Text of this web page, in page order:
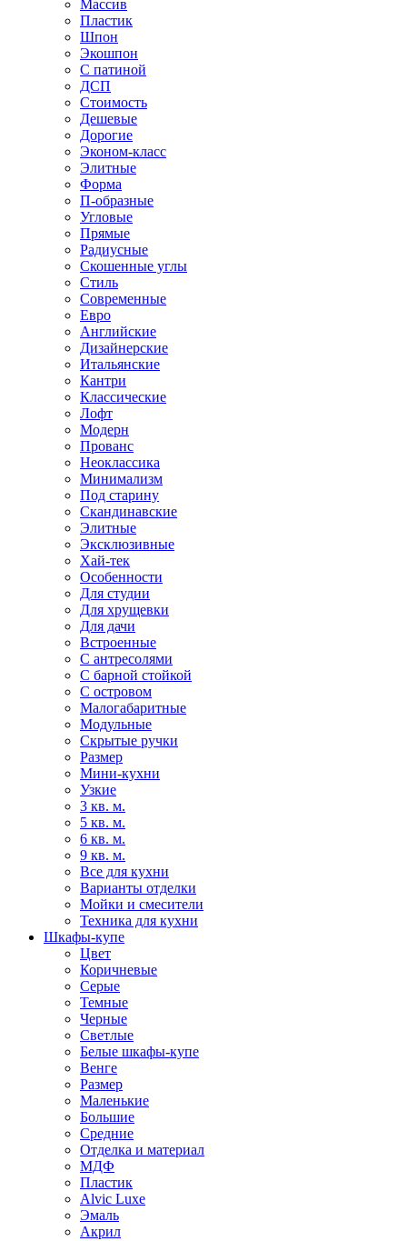
Массив
Пластик
Шпон
Экошпон
С патиной
ДСП
Стоимость
Дешевые
Дорогие
Эконом-класс
Элитные
Форма
П-образные
Угловые
Прямые
Радиусные
Скошенные углы
Стиль
Современные
Евро
Английские
Дизайнерские
Итальянские
Кантри
Классические
Лофт
Модерн
Прованс
Неоклассика
Минимализм
Под старину
Скандинавские
Элитные
Эксклюзивные
Хай-тек
Особенности
Для студии
Для хрущевки
Для дачи
Встроенные
С антресолями
С барной стойкой
С островом
Малогабаритные
Модульные
Скрытые ручки
Размер
Мини-кухни
Узкие
3 кв. м.
5 кв. м.
6 кв. м.
9 кв. м.
Все для кухни
Варианты отделки
Мойки и смесители
Техника для кухни
Шкафы-купе
Цвет
Коричневые
Серые
Темные
Черные
Светлые
Белые шкафы-купе
Венге
Размер
Маленькие
Большие
Средние
Отделка и материал
МДФ
Пластик
Alvic Luxe
Эмаль
Акрил